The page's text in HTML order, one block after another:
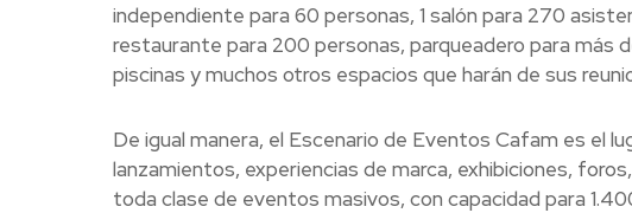
independiente para 60 personas, 1 salón para 270
restaurante para 200 personas, parqueadero para más
piscinas y muchos otros espacios que harán de sus
De igual manera, el Escenario de Eventos Cafam es el
lanzamientos, experiencias de marca, exhibiciones,
toda clase de eventos masivos, con capacidad para